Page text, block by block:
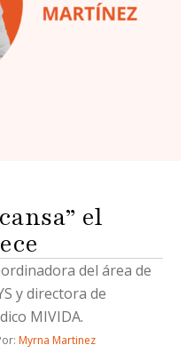
justicia. Sin embargo,
de los principios más
un juez no
emociones, presiones
el
del área de
y directora de
MIVIDA.
Myrna Martinez